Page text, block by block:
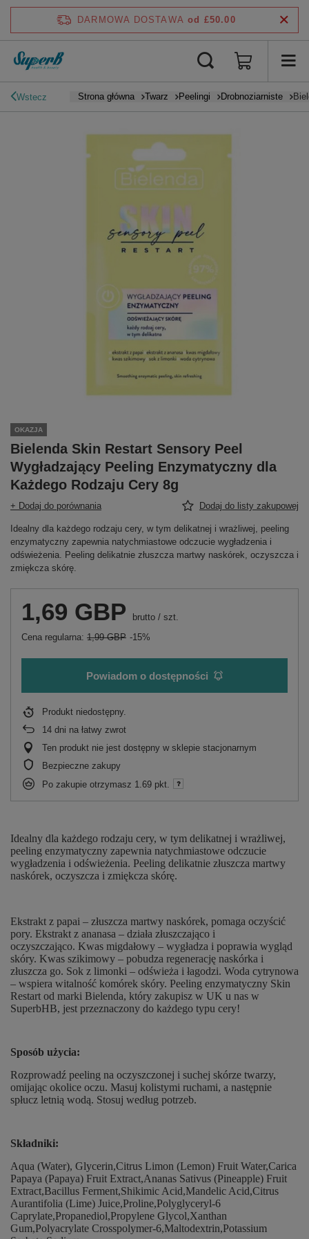
DARMOWA DOSTAWA od £50.00
Wstecz Strona główna Twarz Peelingi Drobnoziarniste
OKAZJA
Bielenda Skin Restart Sensory Peel
Wygładzający Peeling Enzymatyczny dla
Każdego Rodzaju Cery 8g
+ Dodaj do porównania Dodaj do listy zakupowej
Idealny dla każdego rodzaju cery, w tym delikatnej i wrażliwej, peeling
enzymatyczny zapewnia natychmiastowe odczucie wygładzenia i
odświeżenia. Peeling delikatnie złuszcza martwy naskórek, oczyszcza i
zmiękcza skórę.
1,69 GBP brutto / szt.
Cena regularna: 1,99 GBP -15%
Powiadom o dostępności
Produkt niedostępny
14 dni na łatwy zwrot
Ten produkt nie jest dostępny w sklepie stacjonarnym
Bezpieczne zakupy
Po zakupie otrzymasz 1.69 pkt.
Idealny dla każdego rodzaju cery, w tym delikatnej i wrażliwej,
peeling enzymatyczny zapewnia natychmiastowe odczucie
wygładzenia i odświeżenia. Peeling delikatnie złuszcza martwy
naskórek, oczyszcza i zmiękcza skórę.
Ekstrakt z papai – złuszcza martwy naskórek, pomaga oczyścić
pory. Ekstrakt z ananasa – działa złuszczająco i
oczyszczająco. Kwas migdałowy – wygładza i poprawia wygląd
skóry. Kwas szikimowy – pobudza regenerację naskórka i
złuszcza go. Sok z limonki – odświeża i łagodzi. Woda cytrynowa
– wspiera witalność komórek skóry. Peeling enzymatyczny Skin
Restart od marki Bielenda, który zakupisz w UK u nas w
SuperbHB, jest przeznaczony do każdego typu cery!
Sposób użycia:
Rozprowadź peeling na oczyszczonej i suchej skórze twarzy,
omijając okolice oczu. Masuj kolistymi ruchami, a następnie
spłucz letnią wodą. Stosuj według potrzeb.
Składniki:
Aqua (Water), Glycerin,Citrus Limon (Lemon) Fruit Water,Carica
Papaya (Papaya) Fruit Extract,Ananas Sativus (Pineapple) Fruit
Extract,Bacillus Ferment,Shikimic Acid,Mandelic Acid,Citrus
Aurantifolia (Lime) Juice,Proline,Polyglyceryl-6
Caprylate,Propanediol,Propylene Glycol,Xanthan
Gum,Polyacrylate Crosspolymer-6,Maltodextrin,Potassium